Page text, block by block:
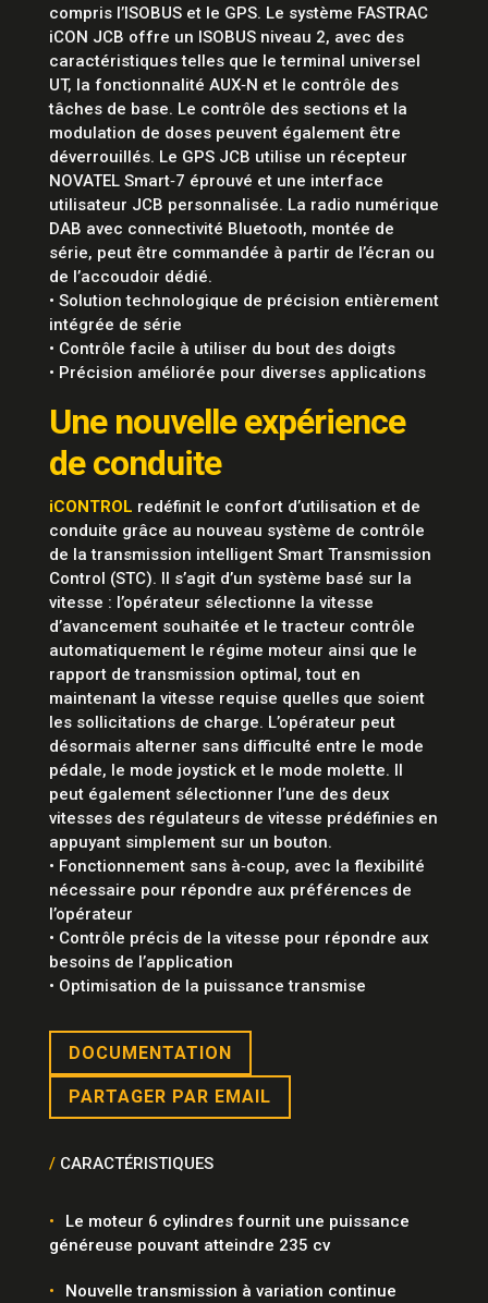
compris l’ISOBUS et le GPS. Le système FASTRAC
iCON JCB offre un ISOBUS niveau 2, avec des
caractéristiques telles que le terminal universel
UT, la fonctionnalité AUX‑N et le contrôle des
tâches de base. Le contrôle des sections et la
modulation de doses peuvent également être
déverrouillés. Le GPS JCB utilise un récepteur
NOVATEL Smart‑7 éprouvé et une interface
utilisateur JCB personnalisée. La radio numérique
DAB avec connectivité Bluetooth, montée de
série, peut être commandée à partir de l’écran ou
de l’accoudoir dédié.
• Solution technologique de précision entièrement
intégrée de série
• Contrôle facile à utiliser du bout des doigts
• Précision améliorée pour diverses applications
Une nouvelle expérience
de conduite
iCONTROL redéfinit le confort d’utilisation et de
conduite grâce au nouveau système de contrôle
de la transmission intelligent Smart Transmission
Control (STC). Il s’agit d’un système basé sur la
vitesse : l’opérateur sélectionne la vitesse
d’avancement souhaitée et le tracteur contrôle
automatiquement le régime moteur ainsi que le
rapport de transmission optimal, tout en
maintenant la vitesse requise quelles que soient
les sollicitations de charge. L’opérateur peut
désormais alterner sans difficulté entre le mode
pédale, le mode joystick et le mode molette. Il
peut également sélectionner l’une des deux
vitesses des régulateurs de vitesse prédéfinies en
appuyant simplement sur un bouton.
• Fonctionnement sans à‑coup, avec la flexibilité
nécessaire pour répondre aux préférences de
l’opérateur
• Contrôle précis de la vitesse pour répondre aux
besoins de l’application
• Optimisation de la puissance transmise
DOCUMENTATION
PARTAGER PAR EMAIL
/CARACTÉRISTIQUES
Le moteur 6 cylindres fournit une puissance
généreuse pouvant atteindre 235 cv
Nouvelle transmission à variation continue